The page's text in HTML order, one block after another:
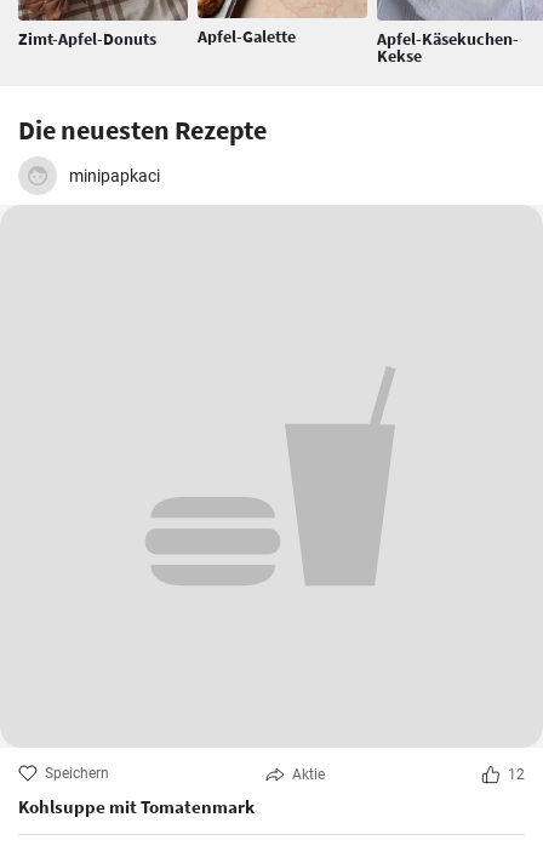
Zimt-Apfel-Donuts Apfel-Galette Apfel-Käsekuchen-
Kekse
Die neuesten Rezepte
minipapkaci
Speichern Aktie 12
Kohlsuppe mit Tomatenmark